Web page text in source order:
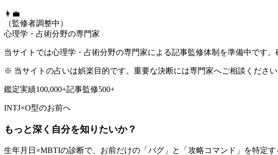
👩‍💼
（監修者調整中）
心理学・占術分野の専門家
当サイトでは心理学・占術分野の専門家による記事監修体制を準備中です
※ 当サイトの占いは娯楽目的です。重要な決断には専門家へご相談ください
鑑定実績100,000+記事監修500+
INTJ×O型のお前へ
もっと深く自分を知りたいか？
生年月日×MBTIの診断で、お前だけの「バグ」と「攻略コマンド」を特定す